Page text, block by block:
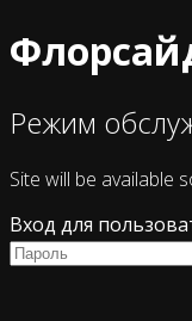
Режим
Site will be available
Вход для